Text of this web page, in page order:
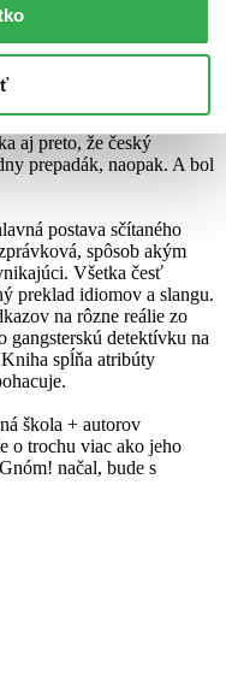
rany akosi stratili
ktoré boli trochu
aj preto, že český
prepadák, naopak. A bol
postava sčítaného
spôsob akým
Všetka česť
preklad idiomov a slangu.
na rôzne reálie zo
gangsterskú detektívku na
spĺňa atribúty
škola + autorov
o trochu viac ako jeho
načal, bude s